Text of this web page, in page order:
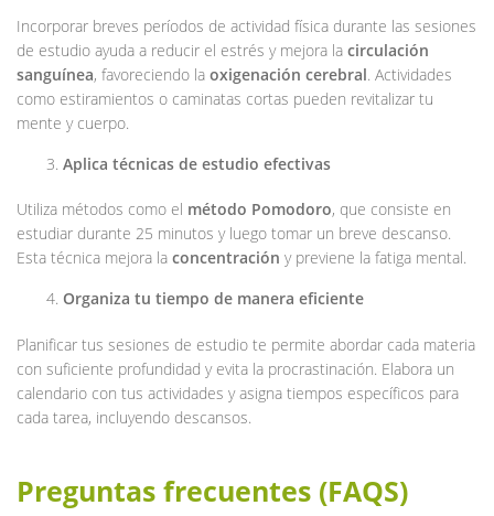
Incorporar breves períodos de actividad física durante las sesiones
de estudio ayuda a reducir el estrés y mejora la circulación
sanguínea, favoreciendo la oxigenación cerebral. Actividades
como estiramientos o caminatas cortas pueden revitalizar tu
mente y cuerpo.
Aplica técnicas de estudio efectivas
Utiliza métodos como el método Pomodoro, que consiste en
estudiar durante 25 minutos y luego tomar un breve descanso.
Esta técnica mejora la concentración y previene la fatiga mental.
Organiza tu tiempo de manera eficiente
Planificar tus sesiones de estudio te permite abordar cada materia
con suficiente profundidad y evita la procrastinación. Elabora un
calendario con tus actividades y asigna tiempos específicos para
cada tarea, incluyendo descansos.
Preguntas frecuentes (FAQS)